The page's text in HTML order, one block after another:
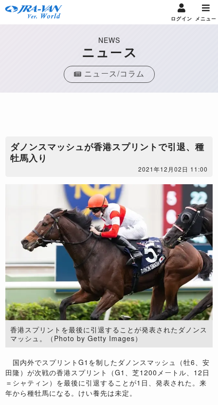
ログイン メニュー
NEWS
ニュース
ニュース/コラム
ダノンスマッシュが香港スプリントで引退、種
牡馬入り
2021年12月02日 11:00
香港スプリントを最後に引退することが発表されたダノンス
マッシュ。（Photo by Getty Images）
国内外でスプリントG1を制したダノンスマッシュ（牡6、安
田隆）が次戦の香港スプリント（G1、芝1200メートル、12日
＝シャティン）を最後に引退することが1日、発表された。来
年から種牡馬になる。けい養先は未定。